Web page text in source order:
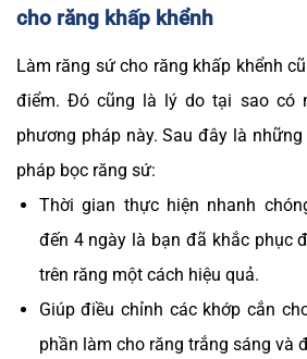
cho răng khấp khểnh
Làm răng sứ cho răng khấp khểnh
điểm. Đó cũng là lý do tại sao có
phương pháp này. Sau đây là
pháp bọc răng sứ:
Thời gian thực hiện nhanh
đến 4 ngày là bạn đã khắc phục
trên răng một cách hiệu quả.
Giúp điều chỉnh các khớp cắn
phần làm cho răng trắng sáng và